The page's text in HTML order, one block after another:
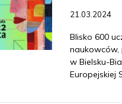
21.03.2024
Blisko 600
w Bielsku-
Europejskiej